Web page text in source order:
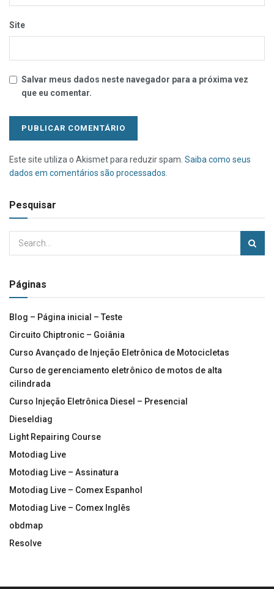
Site
Salvar meus dados neste navegador para a próxima vez
que eu comentar.
Este site utiliza o Akismet para reduzir spam. Saiba como seus
dados em comentários são processados
Pesquisar
Páginas
Blog – Página inicial – Teste
Circuito Chiptronic – Goiânia
Curso Avançado de Injeção Eletrônica de Motocicletas
Curso de gerenciamento eletrônico de motos de alta
cilindrada
Curso Injeção Eletrônica Diesel – Presencial
Dieseldiag
Light Repairing Course
Motodiag Live
Motodiag Live – Assinatura
Motodiag Live – Comex Espanhol
Motodiag Live – Comex Inglês
obdmap
Resolve